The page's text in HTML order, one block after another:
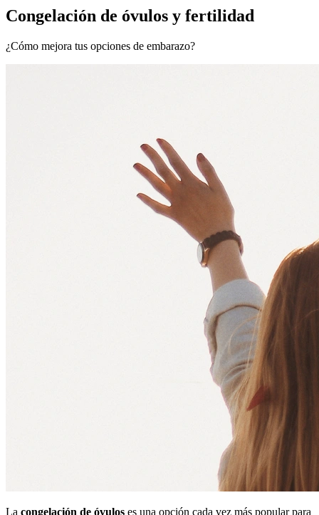
Congelación de óvulos y fertilidad
¿Cómo mejora tus opciones de embarazo?
La congelación de óvulos es una opción cada vez más popular para